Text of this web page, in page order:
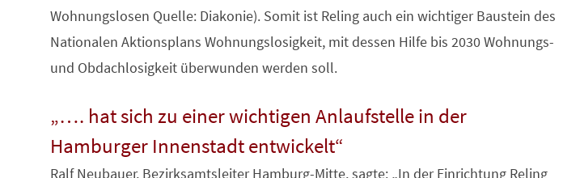
Wohnungslosen Quelle: Diakonie). Somit ist Reling auch ein wichtiger Baustein des
Nationalen Aktionsplans Wohnungslosigkeit, mit dessen Hilfe bis 2030 Wohnungs-
und Obdachlosigkeit überwunden werden soll.
„…. hat sich zu einer wichtigen Anlaufstelle in der
Hamburger Innenstadt entwickelt“
Ralf Neubauer, Bezirksamtsleiter Hamburg-Mitte, sagte: „In der Einrichtung Reling